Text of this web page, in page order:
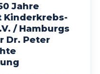
Jahre
Kinderkrebs-
/ Hamburgs
Dr. Peter